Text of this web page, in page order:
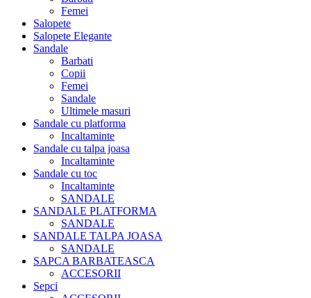
Femei
Salopete
Salopete Elegante
Sandale
Barbati
Copii
Femei
Sandale
Ultimele masuri
Sandale cu platforma
Incaltaminte
Sandale cu talpa joasa
Incaltaminte
Sandale cu toc
Incaltaminte
SANDALE
SANDALE PLATFORMA
SANDALE
SANDALE TALPA JOASA
SANDALE
SAPCA BARBATEASCA
ACCESORII
Sepci